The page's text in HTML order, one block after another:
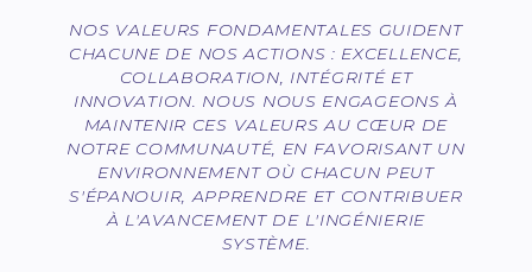
NOS VALEURS FONDAMENTALES GUIDENT
CHACUNE DE NOS ACTIONS : EXCELLENCE,
COLLABORATION, INTÉGRITÉ ET
INNOVATION. NOUS NOUS ENGAGEONS À
MAINTENIR CES VALEURS AU CŒUR DE
NOTRE COMMUNAUTÉ, EN FAVORISANT UN
ENVIRONNEMENT OÙ CHACUN PEUT
S'ÉPANOUIR, APPRENDRE ET CONTRIBUER
À L'AVANCEMENT DE L'INGÉNIERIE
SYSTÈME.